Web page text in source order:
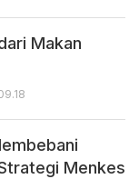
Makan
Menkes